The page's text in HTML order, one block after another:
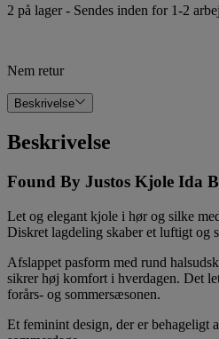
2 på lager - Sendes inden for 1-2
Nem retur
Beskrivelse
Beskrivelse
Found By Justos Kjole Ida
Let og elegant kjole i hør og silke
Diskret lagdeling skaber et luftigt og
Afslappet pasform med rund
sikrer høj komfort i hverdagen. Det
forårs- og sommersæsonen.
Et feminint design, der er behageligt